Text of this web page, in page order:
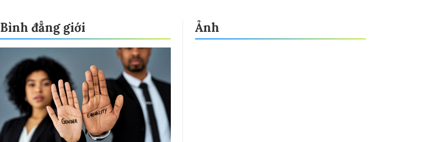
Bình đẳng giới Ảnh